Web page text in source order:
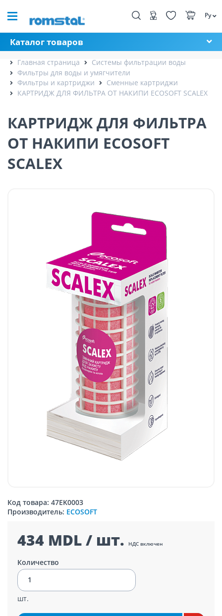
Ру
Каталог товаров
Главная страница
Системы фильтрации воды
Фильтры для воды и умягчители
Фильтры и картриджи
Сменные картриджи
КАРТРИДЖ ДЛЯ ФИЛЬТРА ОТ НАКИПИ ECOSOFT SCALEX
КАРТРИДЖ ДЛЯ ФИЛЬТРА
ОТ НАКИПИ ECOSOFT
SCALEX
Код товара: 47EK0003
Производитель: ECOSOFT
434 MDL / шт. НДС включен
Количество
шт.